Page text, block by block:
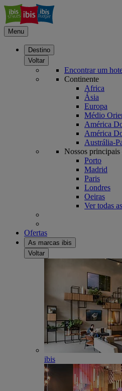
Menu
Destino
Voltar
Encontrar um
Continente
Africa
Ásia
Europa
Médio
América
América
Austrália-
Nossos principais
Porto
Madrid
Paris
Londres
Oeiras
Ver todas
Ofertas
As marcas ibis
Voltar
ibis